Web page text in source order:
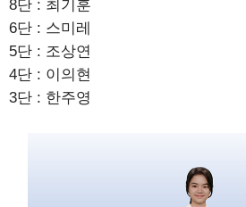
8단 : 최기훈
6단 : 스미레
5단 : 조상연
4단 : 이의현
3단 : 한주영